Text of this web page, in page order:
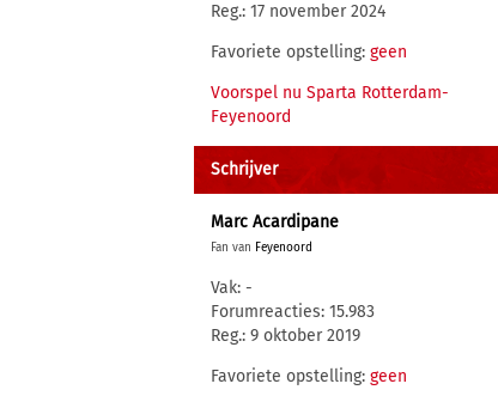
Reg.: 17 november 2024
Favoriete opstelling: geen
Voorspel nu Sparta Rotterdam-
Feyenoord
Schrijver
Marc Acardipane
Fan van Feyenoord
Vak: -
Forumreacties: 15.983
Reg.: 9 oktober 2019
Favoriete opstelling: geen